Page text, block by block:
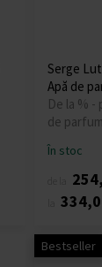
Serge
Apă de
De la % -
de
În stoc
Bestseller